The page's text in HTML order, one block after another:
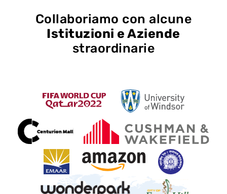
Collaboriamo con alcune
Istituzioni e Aziende
straordinarie